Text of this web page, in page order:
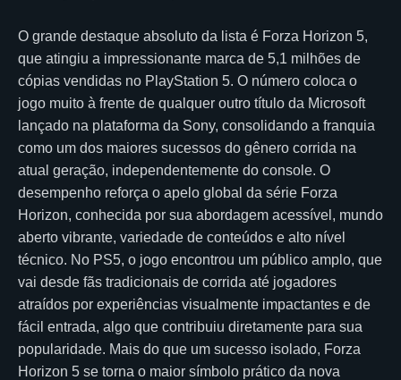
O grande destaque absoluto da lista é Forza Horizon 5,
que atingiu a impressionante marca de 5,1 milhões de
cópias vendidas no PlayStation 5. O número coloca o
jogo muito à frente de qualquer outro título da Microsoft
lançado na plataforma da Sony, consolidando a franquia
como um dos maiores sucessos do gênero corrida na
atual geração, independentemente do console. O
desempenho reforça o apelo global da série Forza
Horizon, conhecida por sua abordagem acessível, mundo
aberto vibrante, variedade de conteúdos e alto nível
técnico. No PS5, o jogo encontrou um público amplo, que
vai desde fãs tradicionais de corrida até jogadores
atraídos por experiências visualmente impactantes e de
fácil entrada, algo que contribuiu diretamente para sua
popularidade. Mais do que um sucesso isolado, Forza
Horizon 5 se torna o maior símbolo prático da nova